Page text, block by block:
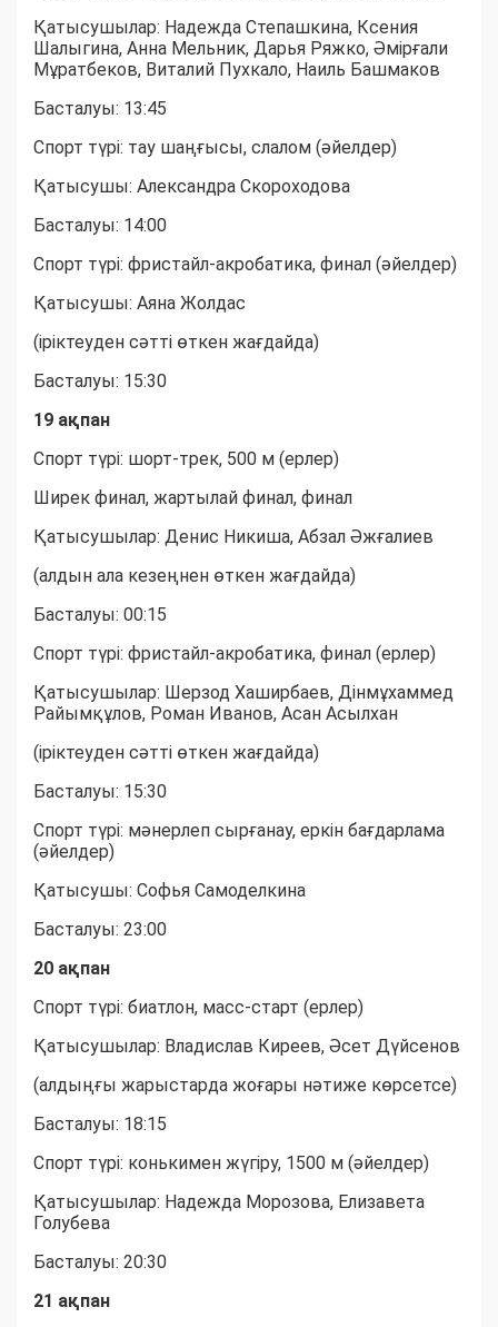
Қатысушылар: Надежда Степашкина, Ксения
Шалыгина, Анна Мельник, Дарья Ряжко, Әмірғали
Мұратбеков, Виталий Пухкало, Наиль Башмаков
Басталуы: 13:45
Спорт түрі: тау шаңғысы, слалом (әйелдер)
Қатысушы: Александра Скороходова
Басталуы: 14:00
Спорт түрі: фристайл-акробатика, финал (әйелдер)
Қатысушы: Аяна Жолдас
(іріктеуден сәтті өткен жағдайда)
Басталуы: 15:30
19 ақпан
Спорт түрі: шорт-трек, 500 м (ерлер)
Ширек финал, жартылай финал, финал
Қатысушылар: Денис Никиша, Абзал Әжғалиев
(алдын ала кезеңнен өткен жағдайда)
Басталуы: 00:15
Спорт түрі: фристайл-акробатика, финал (ерлер)
Қатысушылар: Шерзод Хаширбаев, Дінмұхаммед
Райымқұлов, Роман Иванов, Асан Асылхан
(іріктеуден сәтті өткен жағдайда)
Басталуы: 15:30
Спорт түрі: мәнерлеп сырғанау, еркін бағдарлама
(әйелдер)
Қатысушы: Софья Самоделкина
Басталуы: 23:00
20 ақпан
Спорт түрі: биатлон, масс-старт (ерлер)
Қатысушылар: Владислав Киреев, Әсет Дүйсенов
(алдыңғы жарыстарда жоғары нәтиже көрсетсе)
Басталуы: 18:15
Спорт түрі: конькимен жүгіру, 1500 м (әйелдер)
Қатысушылар: Надежда Морозова, Елизавета
Голубева
Басталуы: 20:30
21 ақпан